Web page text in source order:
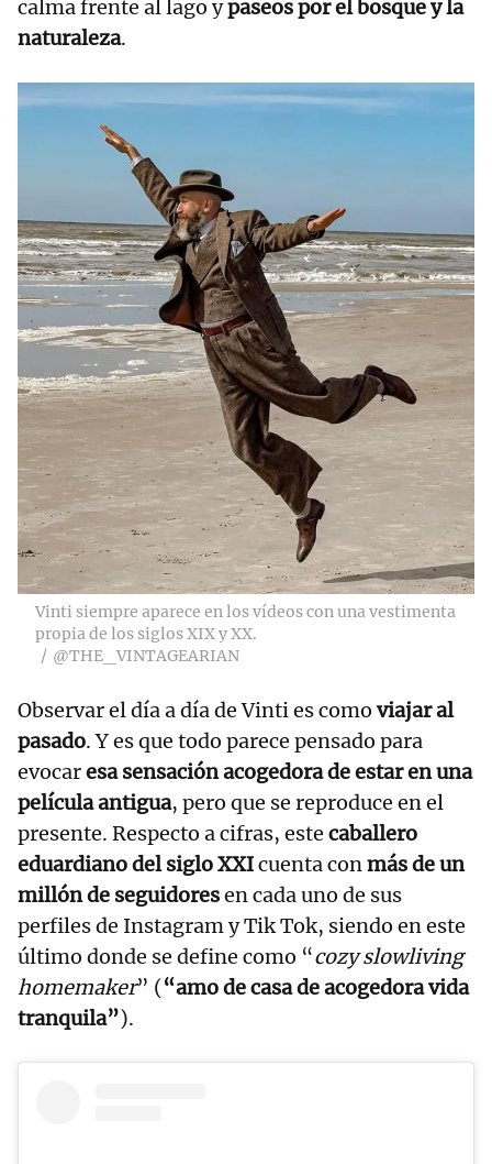
calma frente al lago ypaseos por el bosque y la
naturaleza.
Vinti siempre aparece en los vídeos con una vestimenta
propia de los siglos XIX y XX.
@THE_VINTAGEARIAN
Observar el día a día de Vinti es como viajar al
pasado. Y es que todo parece pensado para
evocaresa sensación acogedorade estar en una
película antigua, pero que se reproduce en el
presente. Respecto a cifras, este caballero
eduardiano del siglo XXIcuenta conmás de un
millón de seguidoresen cada uno de sus
perfiles de Instagram y Tik Tok, siendo en este
último donde se define como “cozy slowliving
homemaker” (“amo de casa de acogedora vida
tranquila”).